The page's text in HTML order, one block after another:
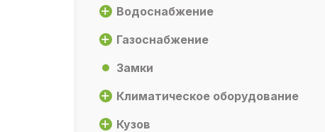
Водоснабжение
Газоснабжение
Замки
Климатическое оборудование
Кузов